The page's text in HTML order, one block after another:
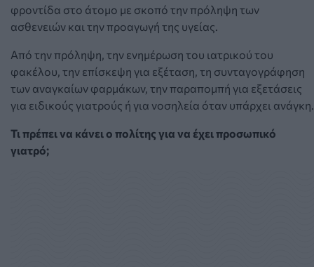
φροντίδα στο άτομο με σκοπό την πρόληψη των
ασθενειών και την προαγωγή της υγείας.
Από την πρόληψη, την ενημέρωση του ιατρικού του
φακέλου, την επίσκεψη για εξέταση, τη συνταγογράφηση
των αναγκαίων φαρμάκων, την παραπομπή για εξετάσεις
για ειδικούς γιατρούς ή για νοσηλεία όταν υπάρχει ανάγκη.
Τι πρέπει να κάνει ο πολίτης για να έχει προσωπικό
γιατρό;